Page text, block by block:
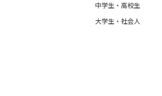
中学生・高校生
大学生・社会人